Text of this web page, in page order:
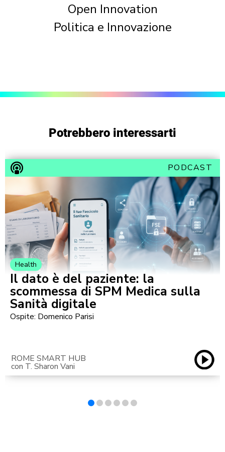
Open Innovation
Politica e Innovazione
Potrebbero interessarti
PODCAST
Health
Il dato è del paziente: la
scommessa di SPM Medica sulla
Sanità digitale
Ospite: Domenico Parisi
ROME SMART HUB
con T. Sharon Vani